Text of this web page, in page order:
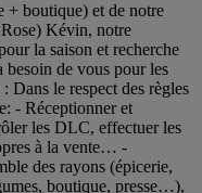
+ boutique) et de notre
Kévin, notre
la saison et recherche
de vous pour les
Dans le respect des règles
- Réceptionner et
les DLC, effectuer les
à la vente… -
des rayons (épicerie,
boutique, presse…),